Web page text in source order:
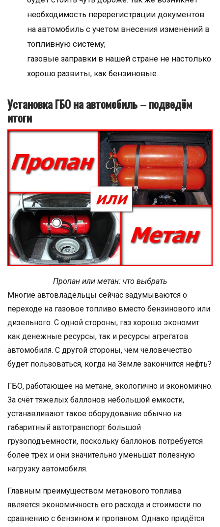
необходимость перерегистрации документов
на автомобиль с учетом внесения изменений в
топливную систему;
газовые заправки в нашей стране не настолько
хорошо развиты, как бензиновые.
Установка ГБО на автомобиль – подведём
итоги
Пропан или метан: что выбрать
Многие автовладельцы сейчас задумываются о
переходе на газовое топливо вместо бензинового или
дизельного. С одной стороны, газ хорошо экономит
как денежные ресурсы, так и ресурсы агрегатов
автомобиля. С другой стороны, чем человечество
будет пользоваться, когда на Земле закончится нефть?
ГБО, работающее на метане, экологично и экономично.
За счёт тяжелых баллонов небольшой емкости,
устанавливают такое оборудование обычно на
габаритный автотранспорт большой
грузоподъемности, поскольку баллонов потребуется
более трёх и они значительно уменьшат полезную
нагрузку автомобиля.
Главным преимуществом метанового топлива
является экономичность его расхода и стоимости по
сравнению с бензином и пропаном. Однако придётся